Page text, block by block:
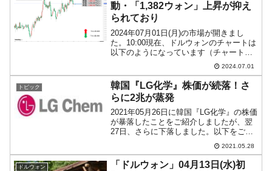
動・「1,382ウォン」上昇が抑え
られており
2024年07月01日(月)の市場が開きまし
た。10:00現在、ドルウォンのチャートは
以下のようになっています（チャートは
『Investing.com』より引用）。下げ始ま
りで陽線。「1ドル＝1,400ウォン」まで
あと18ウォンですが、上昇...
2024.07.01
トピック
韓国『LG化学』株価が続落！さ
らに2兆が蒸発
2021年05月26日に韓国『LG化学』の株価
が暴落したことをご紹介しましたが、翌
27日、さらに下落しました。以下をご覧
ください（チャートは『Investing.com』
より引用）。「26日終値：83万2,000ウォ
ン」で「27日終値：80...
2021.05.28
ドルウォン
「ドルウォン」04月13日(水)初